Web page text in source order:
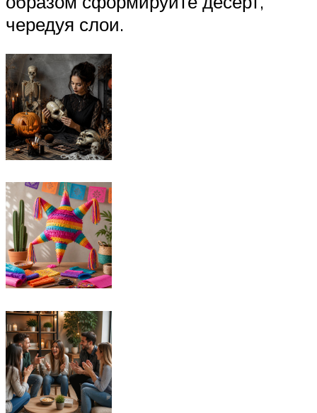
чередуя слои.